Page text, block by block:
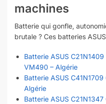
machines
Batterie qui gonfle,
brutale ? Ces batteries
Batterie ASUS
VM490 – Algérie
Batterie ASUS
Algérie
Batterie ASUS